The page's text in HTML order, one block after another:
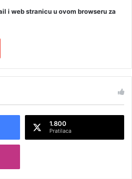
i web stranicu u ovom browseru za
1.800
Pratilaca